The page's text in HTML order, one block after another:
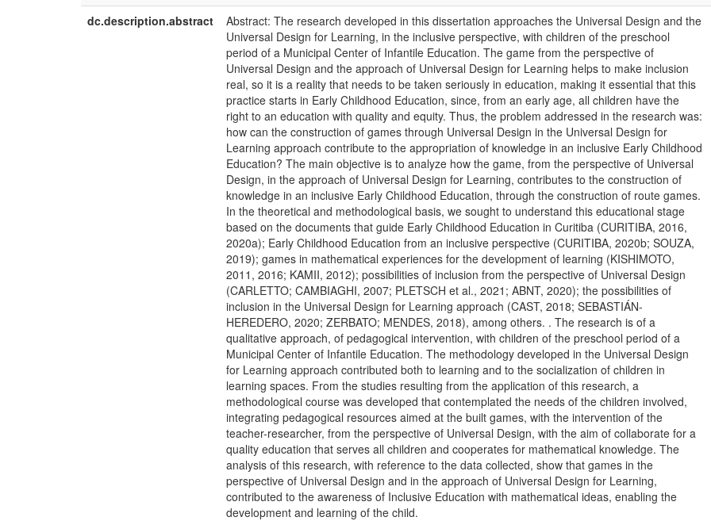
dc.description.abstract
Abstract: The research developed in this dissertation approaches the Universal Design and the
Universal Design for Learning, in the inclusive perspective, with children of the preschool
period of a Municipal Center of Infantile Education. The game from the perspective of
Universal Design and the approach of Universal Design for Learning helps to make inclusion
real, so it is a reality that needs to be taken seriously in education, making it essential that this
practice starts in Early Childhood Education, since, from an early age, all children have the
right to an education with quality and equity. Thus, the problem addressed in the research was:
how can the construction of games through Universal Design in the Universal Design for
Learning approach contribute to the appropriation of knowledge in an inclusive Early Childhood
Education? The main objective is to analyze how the game, from the perspective of Universal
Design, in the approach of Universal Design for Learning, contributes to the construction of
knowledge in an inclusive Early Childhood Education, through the construction of route games.
In the theoretical and methodological basis, we sought to understand this educational stage
based on the documents that guide Early Childhood Education in Curitiba (CURITIBA, 2016,
2020a); Early Childhood Education from an inclusive perspective (CURITIBA, 2020b; SOUZA,
2019); games in mathematical experiences for the development of learning (KISHIMOTO,
2011, 2016; KAMII, 2012); possibilities of inclusion from the perspective of Universal Design
(CARLETTO; CAMBIAGHI, 2007; PLETSCH et al., 2021; ABNT, 2020); the possibilities of
inclusion in the Universal Design for Learning approach (CAST, 2018; SEBASTIÁN-
HEREDERO, 2020; ZERBATO; MENDES, 2018), among others. . The research is of a
qualitative approach, of pedagogical intervention, with children of the preschool period of a
Municipal Center of Infantile Education. The methodology developed in the Universal Design
for Learning approach contributed both to learning and to the socialization of children in
learning spaces. From the studies resulting from the application of this research, a
methodological course was developed that contemplated the needs of the children involved,
integrating pedagogical resources aimed at the built games, with the intervention of the
teacher-researcher, from the perspective of Universal Design, with the aim of collaborate for a
quality education that serves all children and cooperates for mathematical knowledge. The
analysis of this research, with reference to the data collected, show that games in the
perspective of Universal Design and in the approach of Universal Design for Learning,
contributed to the awareness of Inclusive Education with mathematical ideas, enabling the
development and learning of the child.